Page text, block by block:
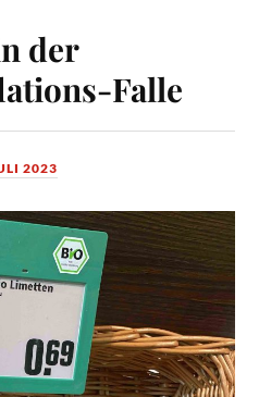
der
Falle
2023